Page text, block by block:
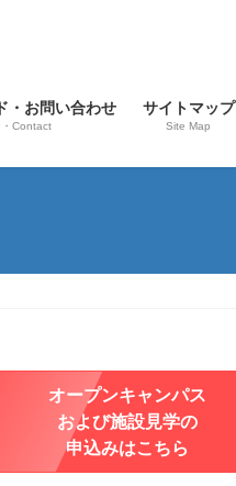
・お問い合わせ
Contact
サイトマップ
Site Map
オープンキャンパス
および施設見学の
申込みはこちら